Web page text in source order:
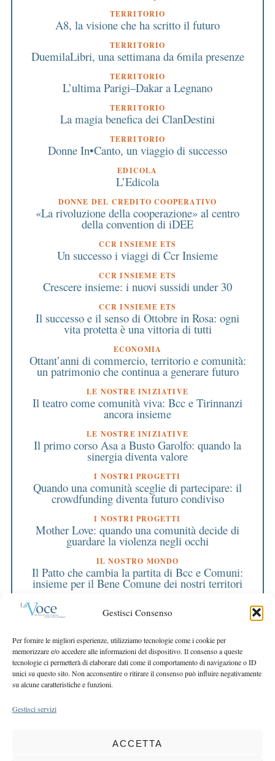
Gestisci Consenso
Per fornire le migliori esperienze, utilizziamo tecnologie come i cookie per
memorizzare e/o accedere alle informazioni del dispositivo. Il consenso a queste
tecnologie ci permetterà di elaborare dati come il comportamento di navigazione o ID
unici su questo sito. Non acconsentire o ritirare il consenso può influire negativamente
su alcune caratteristiche e funzioni.
Gestisci servizi
ACCETTA
TERRITORIO
A8, la visione che ha scritto il futuro
TERRITORIO
DuemilaLibri, una settimana da 6mila presenze
TERRITORIO
L’ultima Parigi–Dakar a Legnano
TERRITORIO
La magia benefica dei ClanDestini
TERRITORIO
Donne In•Canto, un viaggio di successo
EDICOLA
L’Edicola
DONNE DEL CREDITO COOPERATIVO
«La rivoluzione della cooperazione» al centro
della convention di iDEE
CCR INSIEME ETS
Un successo i viaggi di Ccr Insieme
CCR INSIEME ETS
Crescere insieme: i nuovi sussidi under 30
CCR INSIEME ETS
Il successo e il senso di Ottobre in Rosa: ogni
vita protetta è una vittoria di tutti
ECONOMIA
Ottant’anni di commercio, territorio e comunità:
un patrimonio che continua a generare futuro
LE NOSTRE INIZIATIVE
Il teatro come comunità viva: Bcc e Tirinnanzi
ancora insieme
LE NOSTRE INIZIATIVE
Il primo corso Asa a Busto Garolfo: quando la
sinergia diventa valore
I NOSTRI PROGETTI
Quando una comunità sceglie di partecipare: il
crowdfunding diventa futuro condiviso
I NOSTRI PROGETTI
Mother Love: quando una comunità decide di
guardare la violenza negli occhi
IL NOSTRO MONDO
Il Patto che cambia la partita di Bcc e Comuni:
insieme per il Bene Comune dei nostri territori
Il nostro Natale è un impegno che diventa cura
per la comunità
Il nostro futuro è servizio, relazione e consulenza
EDITORIALE PRESIDENTE
Il senso di ciò che siamo diventati
COPYRIGHT 2025 LA VOCE |PRIVACY